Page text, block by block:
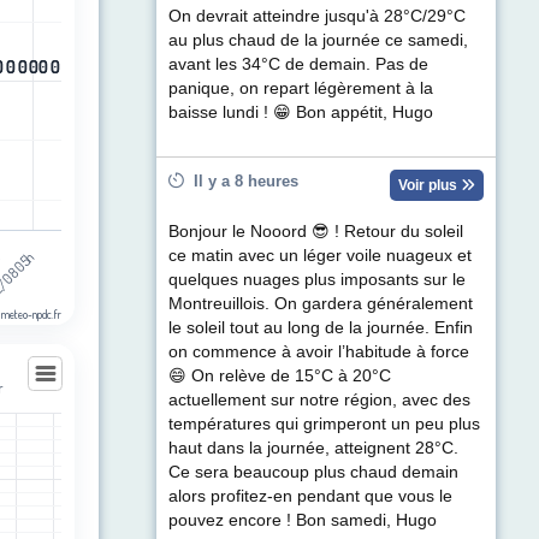
de précipitations (mm). Data ranges from -0.5 to 0.5.
0
00
00
00
00
0
05h
meteo-npdc.fr
(km/h). Data ranges from 1 to 58.
On devrait atteindre jusqu'à 28°C/29°C
au plus chaud de la journée ce samedi,
avant les 34°C de demain. Pas de
panique, on repart légèrement à la
baisse lundi ! 😁 Bon appétit, Hugo
Il y a 8 heures Voir plus
Bonjour le Nooord 😎 ! Retour du soleil
ce matin avec un léger voile nuageux et
quelques nuages plus imposants sur le
Montreuillois. On gardera généralement
le soleil tout au long de la journée. Enfin
on commence à avoir l’habitude à force
😄 On relève de 15°C à 20°C
actuellement sur notre région, avec des
températures qui grimperont un peu plus
haut dans la journée, atteignent 28°C.
Ce sera beaucoup plus chaud demain
alors profitez-en pendant que vous le
pouvez encore ! Bon samedi, Hugo